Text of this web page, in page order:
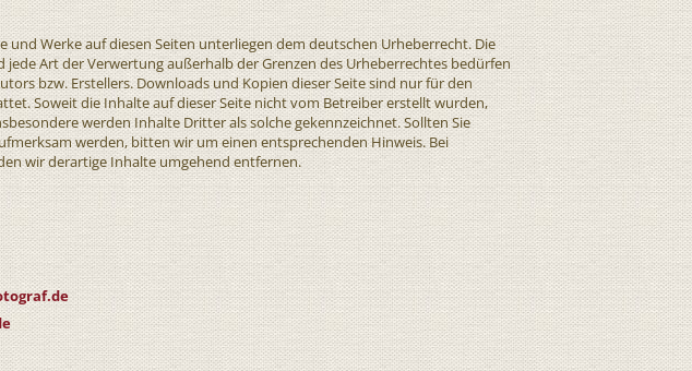
Werke auf diesen Seiten unterliegen dem deutschen Urheberrecht. Die
Art der Verwertung außerhalb der Grenzen des Urheberrechtes bedürfen
bzw. Erstellers. Downloads und Kopien dieser Seite sind nur für den
Soweit die Inhalte auf dieser Seite nicht vom Betreiber erstellt wurden,
werden Inhalte Dritter als solche gekennzeichnet. Sollten Sie
werden, bitten wir um einen entsprechenden Hinweis. Bei
wir derartige Inhalte umgehend entfernen.